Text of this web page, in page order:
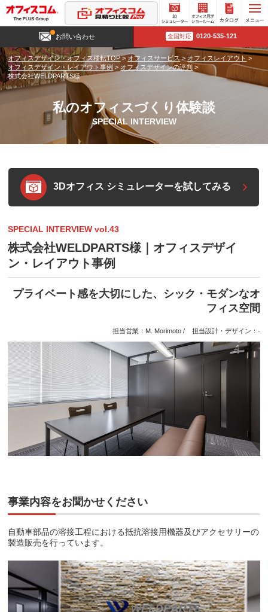
3D
シミュ
レータ
ー
オフィ
ス見学
ショー
ルーム
お問い合わせ 全国対応 0120-535-121
オフィスデザイン・オフィス移転TOP> オフィスサービス> オフィスレイアウト >
オフィスデザイン・レイアウト事例 > オフィスデザインの評判 >
株式会社WELDPARTS様
私のオフィスづくり体験談
SPECIAL INTERVIEW
3Dオフィス シミュレーターを試してみる
SPECIAL INTERVIEW vol.43
株式会社WELDPARTS様｜オフィスデザイ
ン・レイアウト事例
プライベート感を大切にした、シック・モダンなオ
フィス空間
担当営業：M. Morimoto / 担当設計・デザイン：-
事業内容をお聞かせください
自動車部品の溶接工程における抵抗溶接用機器及びアクセサリーの
製造販売を行っています。